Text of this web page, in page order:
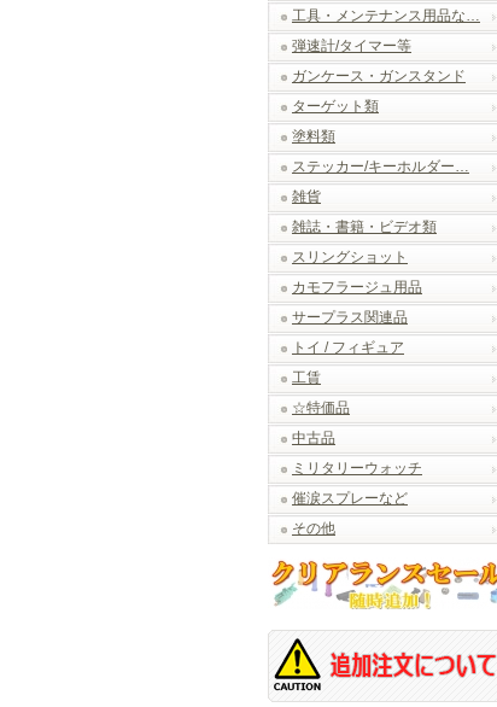
工具・メンテナンス用品な…
弾速計/タイマー等
ガンケース・ガンスタンド
ターゲット類
塗料類
ステッカー/キーホルダー…
雑貨
雑誌・書籍・ビデオ類
スリングショット
カモフラージュ用品
サープラス関連品
トイ / フィギュア
工賃
☆特価品
中古品
ミリタリーウォッチ
催涙スプレーなど
その他